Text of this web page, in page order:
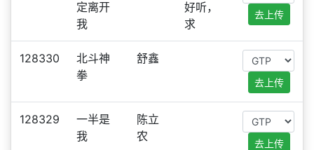
定离开
我
好听，
求
去上传
128330
北斗神
拳
舒鑫
去上传
128329
一半是
我
陈立
农
去上传